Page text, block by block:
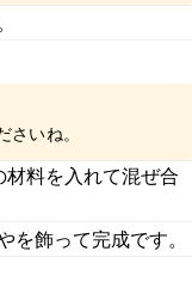
さいね。
料を入れて混ぜ合
飾って完成です。